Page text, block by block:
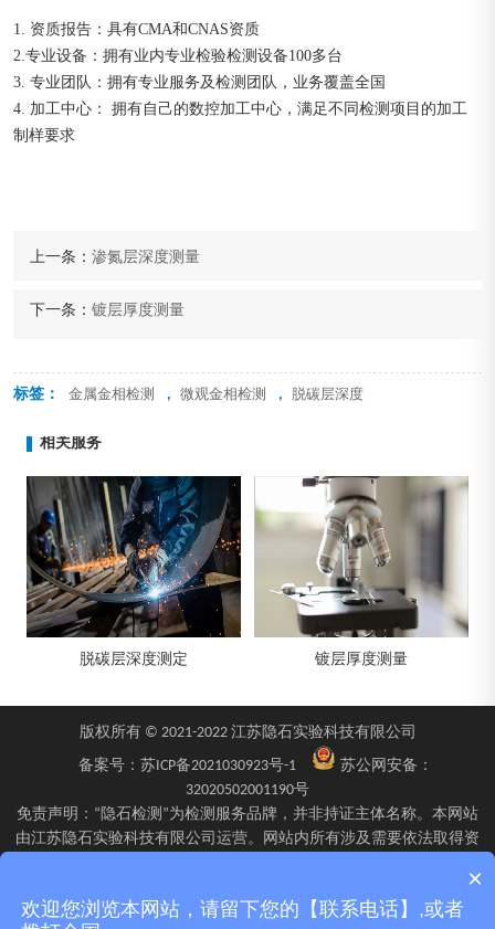
1. 资质报告：具有CMA和CNAS资质
2.专业设备：拥有业内专业检验检测设备100多台
3. 专业团队：拥有专业服务及检测团队，业务覆盖全国
4. 加工中心： 拥有自己的数控加工中心，满足不同检测项目的加工
制样要求
上一条： 渗氮层深度测量
下一条： 镀层厚度测量
标签： 金属金相检测 , 微观金相检测 , 脱碳层深度
相关服务
脱碳层深度测定 镀层厚度测量
版权所有 © 2021-2022 江苏隐石实验科技有限公司
备案号： 苏ICP备2021030923号-1
苏公网安备：
32020502001190号
免责声明：“隐石检测”为检测服务品牌，并非持证主体名称。本网站
由江苏隐石实验科技有限公司运营。网站内所有涉及需要依法取得资
石检验检测有限公司、四川隐石检验检测有限公司、南京隐石安全阀
校验有限公司在资质认定能力范围内具体实施并出具报告。不同检测
×
欢迎您浏览本网站，请留下您的【联系电话】,或者